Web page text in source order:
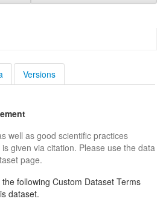
Versions
well as good scientific practices
given via citation. Please use the data
page.
the following Custom Dataset Terms
dataset.